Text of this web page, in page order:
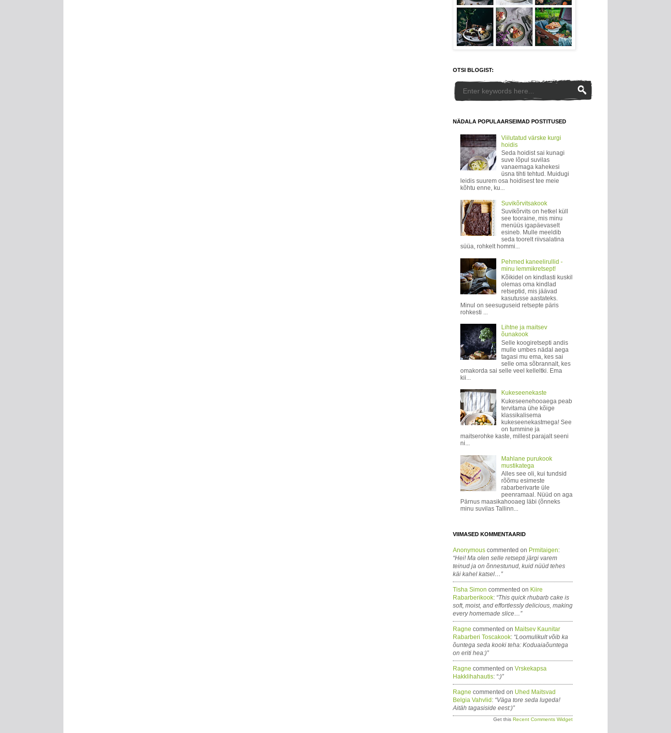
OTSI BLOGIST:
NÄDALA POPULAARSEIMAD POSTITUSED
Viilutatud värske kurgi
hoidis
Seda hoidist sai kunagi
suve lõpul suvilas
vanaemaga kahekesi
üsna tihti tehtud. Muidugi
leidis suurem osa hoidisest tee meie
kõhtu enne, ku...
Suvikõrvitsakook
Suvikõrvits on hetkel küll
see tooraine, mis minu
menüüs igapäevaselt
esineb. Mulle meeldib
seda toorelt riivsalatina
süüa, rohkelt hommi...
Pehmed kaneelirullid -
minu lemmikretsept!
Kõikidel on kindlasti kuskil
olemas oma kindlad
retseptid, mis jäävad
kasutusse aastateks.
Minul on seesuguseid retsepte päris
rohkesti ...
Lihtne ja maitsev
õunakook
Selle koogiretsepti andis
mulle umbes nädal aega
tagasi mu ema, kes sai
selle oma sõbrannalt, kes
omakorda sai selle veel kelleltki. Ema
kii...
Kukeseenekaste
Kukeseenehooaega peab
tervitama ühe kõige
klassikalisema
kukeseenekastmega! See
on tummine ja
maitserohke kaste, millest parajalt seeni
ni...
Mahlane purukook
mustikatega
Alles see oli, kui tundsid
rõõmu esimeste
rabarberivarte üle
peenramaal. Nüüd on aga
Pärnus maasikahooaeg läbi (õnneks
minu suvilas Tallinn...
VIIMASED KOMMENTAARID
Anonymous commented on Prmitaigen:
“Hei! Ma olen selle retsepti järgi varem
teinud ja on õnnestunud, kuid nüüd tehes
käi kahel katsel…”
Tisha Simon commented on Kiire
Rabarberikook: “This quick rhubarb cake is
soft, moist, and effortlessly delicious, making
every homemade slice…”
Ragne commented on Maitsev Kaunitar
Rabarberi Toscakook: “Loomulikult võib ka
õuntega seda kooki teha: Koduaiaõuntega
on eriti hea:)”
Ragne commented on Vrskekapsa
Hakklihahautis: “:)”
Ragne commented on Uhed Maitsvad
Belgia Vahvlid : “Väga tore seda lugeda!
Aitäh tagasiside eest:)”
Get this Recent Comments Widget